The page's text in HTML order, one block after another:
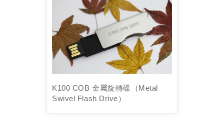
K100 COB 金屬旋轉碟（Metal
Swivel Flash Drive）